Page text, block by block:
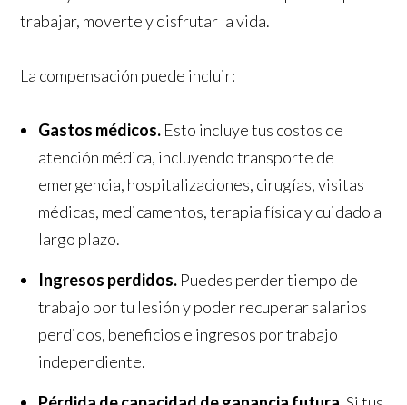
trabajar, moverte y disfrutar la vida.
La compensación puede incluir:
Gastos médicos. Esto incluye tus costos de
atención médica, incluyendo transporte de
emergencia, hospitalizaciones, cirugías, visitas
médicas, medicamentos, terapia física y cuidado a
largo plazo.
Ingresos perdidos. Puedes perder tiempo de
trabajo por tu lesión y poder recuperar salarios
perdidos, beneficios e ingresos por trabajo
independiente.